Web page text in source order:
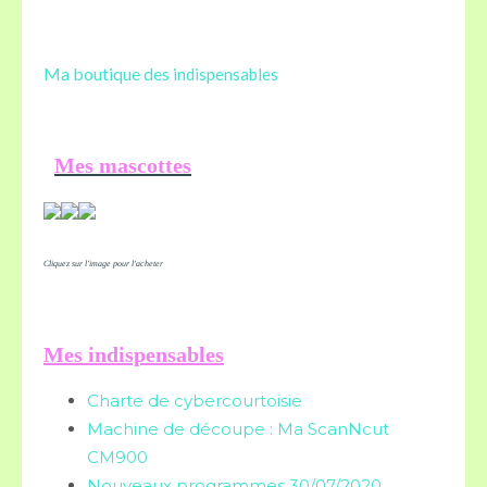
Ma boutique des indispensables
Mes mascottes
Cliquez sur l'image pour l'acheter
Mes indispensables
Charte de cybercourtoisie
Machine de découpe : Ma ScanNcut
CM900